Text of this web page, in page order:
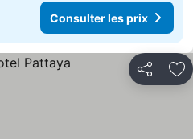
Consulter les prix
Partager